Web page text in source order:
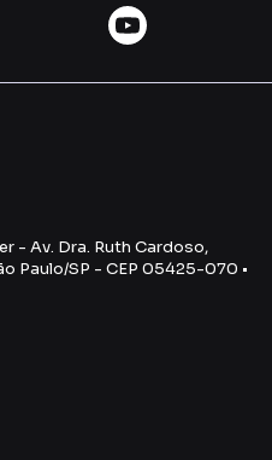
- Av. Dra. Ruth Cardoso,
Paulo/SP - CEP 05425-070 •